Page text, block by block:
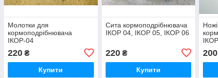
Молотки для
кормоподрібнювача
ІКОР-04
220 ₴
Купити
Сита кормоподрібнювача
ІКОР 04, ІКОР 05, ІКОР 06
220₴
Купити
200